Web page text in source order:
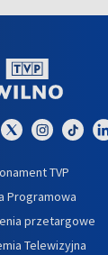
TVP
Programowa
przetargowe
Telewizyjna